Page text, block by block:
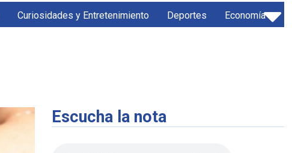
Curiosidades y Entretenimiento Deportes Economía
Escucha la nota